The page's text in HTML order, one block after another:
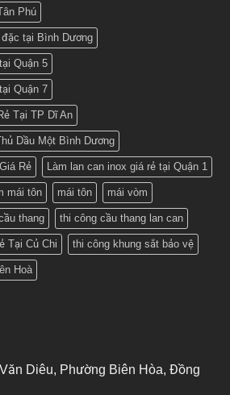
Phú
đặc tại Bình Dương
Quận 5
Quận 7
Tại TP Dĩ An
Dầu Một Bình Dương
Rẻ Làm lan can inox giá rẻ tại Quận 1
mái tôn mái tôn mái vòm
thang thi công cầu thang lan can
Tại Củ Chi thi công khung sắt bảo vệ
Hoà
Diêu, Phường Biên Hòa, Đồng